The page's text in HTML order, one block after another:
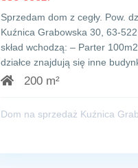
Sprzedam dom z cegły. Pow.
Kuźnica Grabowska 30, 63-
skład wchodzą: – Parter
działce znajdują się inne
200 m²
Dom na sprzedaż Kuźnica